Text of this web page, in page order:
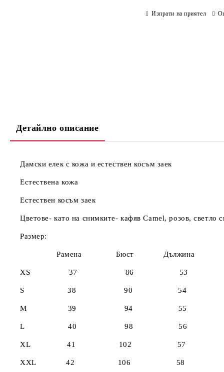
Изпрати на приятел
Детайлно описание
Дамски елек с кожа и естествен косъм заек
Естествена кожа
Естествен косъм заек
Цветове- като на снимките- кафяв Camel, розов, светло
Размер:
Рамена Бюст Дължина
XS 37 86 53
S 38 90 54
M 39 94 55
L 40 98 56
XL 41 102 57
XXL 42 106 58